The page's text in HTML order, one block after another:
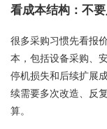
看成本结构：不
很多采购习惯先看报
本，包括设备采购、
停机损失和后续扩展
续需要多次改造、反
算。